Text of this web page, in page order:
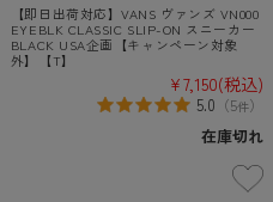
【即日出荷対応】VANS ヴァンズ VN000
EYEBLK CLASSIC SLIP-ON スニーカー
BLACK USA企画【キャンペーン対象
外】【T】
¥7,150(税込)
5.0 （5件）
在庫切れ